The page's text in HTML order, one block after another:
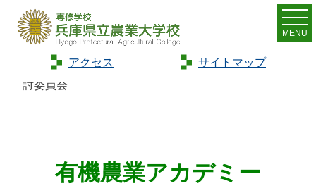
アクセス サイトマップ
MENU
Home>
有機農業アカデミー（仮称）カリキュラム検
討委員会
有機農業アカデミー